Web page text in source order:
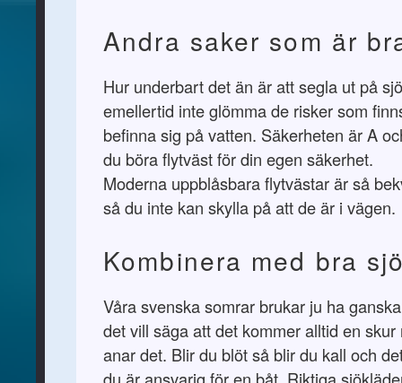
Andra saker som är
Hur underbart det än är att segla ut på
emellertid inte glömma de risker som
befinna sig på vatten. Säkerheten är A
du böra flytväst för din egen säkerhet.
Moderna uppblåsbara flytvästar är så
så du inte kan skylla på att de är i vägen.
Kombinera med bra
Våra svenska somrar brukar ju ha
det vill säga att det kommer alltid en
anar det. Blir du blöt så blir du kall och
du är ansvarig för en båt. Riktiga